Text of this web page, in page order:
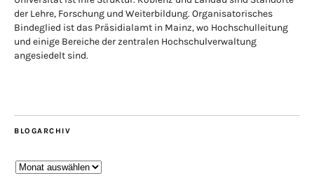
der Lehre, Forschung und Weiterbildung. Organisatorisches
Bindeglied ist das Präsidialamt in Mainz, wo Hochschulleitung
und einige Bereiche der zentralen Hochschulverwaltung
angesiedelt sind.
BLOGARCHIV
Blogarchiv